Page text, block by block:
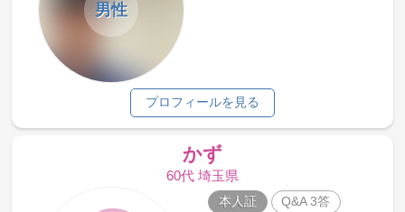
男性
プロフィールを見る
かず
60代 埼玉県
本人証
Q&A 3答